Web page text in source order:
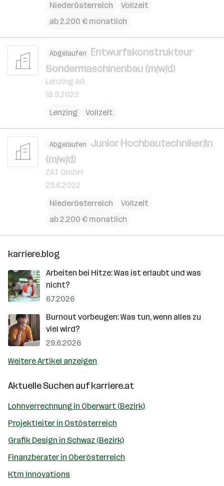
Niederösterreich
Vollzeit
ab 2.200 € monatlich
Abgelaufen Entwurfskonstrukteur
Sondermaschinenbau (m/w/d)
Lenzing AG
18.9.2022
Lenzing
Vollzeit
Abgelaufen Junior Hochbautechniker/in
(m/w/d)
ZAT GmbH
23.6.2022
Niederösterreich
Vollzeit
ab 2.200 € monatlich
karriere.blog
Arbeiten bei Hitze: Was ist erlaubt und was
nicht?
6.7.2026
Burnout vorbeugen: Was tun, wenn alles zu
viel wird?
29.6.2026
Weitere Artikel anzeigen
Aktuelle Suchen aufkarriere.at
Lohnverrechnung in Oberwart (Bezirk)
Projektleiter in Ostösterreich
Grafik Design in Schwaz (Bezirk)
Finanzberater in Oberösterreich
Ktm Innovations